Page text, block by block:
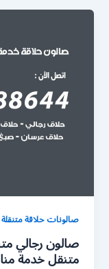
صالونات حلاقة
متنقل خدمة